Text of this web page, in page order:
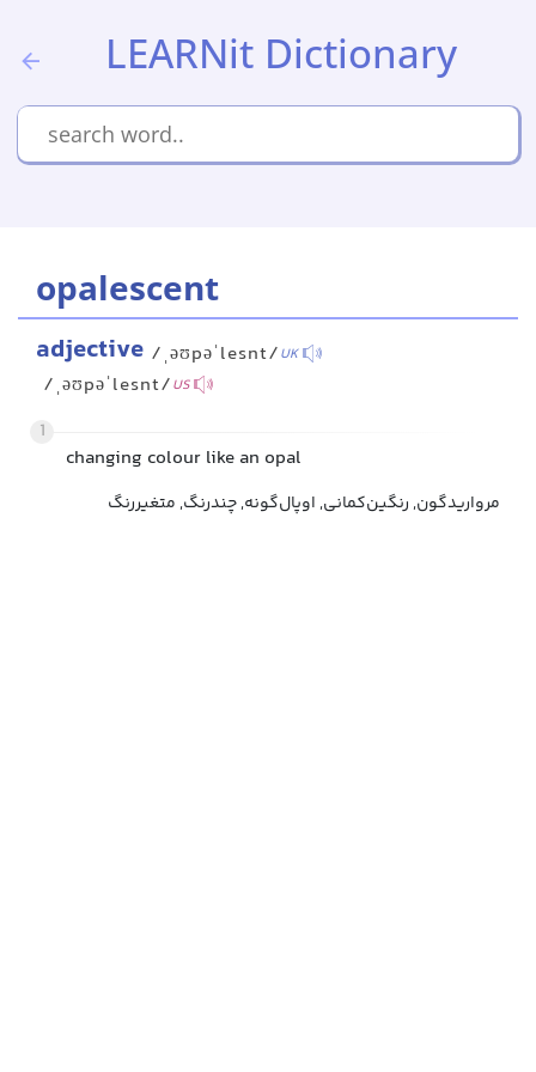
LEARNit Dictionary
opalescent
adjective /ˌəʊpəˈlesnt/UK
/ˌəʊpəˈlesnt/US
1
changing colour like an opal
مرواریدگون, رنگین‌کمانی, اوپال‌گونه, چند‌رنگ, متغیررنگ